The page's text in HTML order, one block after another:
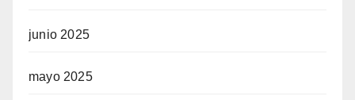
junio 2025
mayo 2025